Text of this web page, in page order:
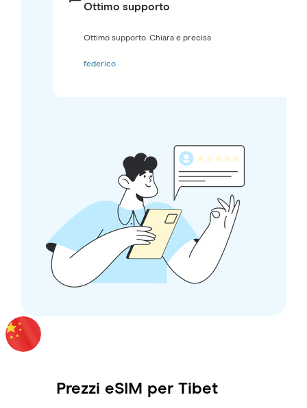
Ottimo supporto
Ottimo supporto. Chiara e precisa
federico
Prezzi eSIM per Tibet